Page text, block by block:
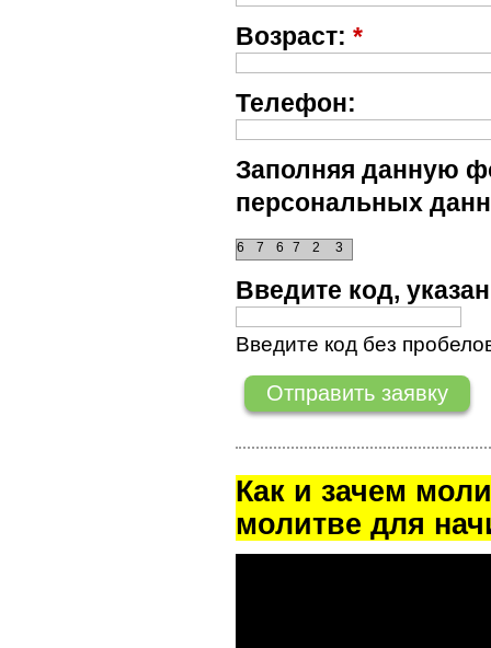
Возраст: *
Телефон:
Заполняя данную
персональных
3
6 2
7
7
6
Введите код,
Введите код без
Как и зачем
молитве для